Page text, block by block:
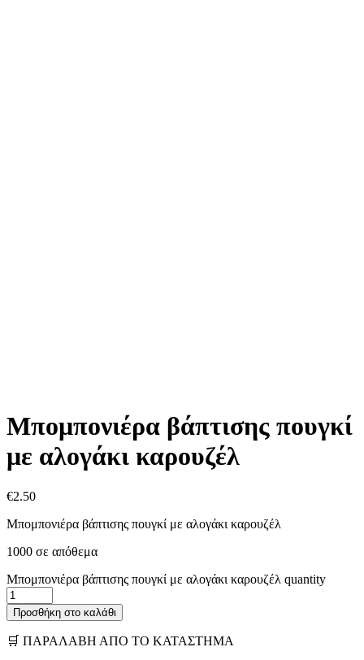
Μπομπονιέρα βάπτισης πουγκί
με αλογάκι καρουζέλ
€2.50
Μπομπονιέρα βάπτισης πουγκί με αλογάκι καρουζέλ
1000 σε απόθεμα
Μπομπονιέρα βάπτισης πουγκί με αλογάκι καρουζέλ quantity
Προσθήκη στο καλάθι
🛒 ΠΑΡΑΛΑΒΗ ΑΠΟ ΤΟ ΚΑΤΑΣΤΗΜΑ